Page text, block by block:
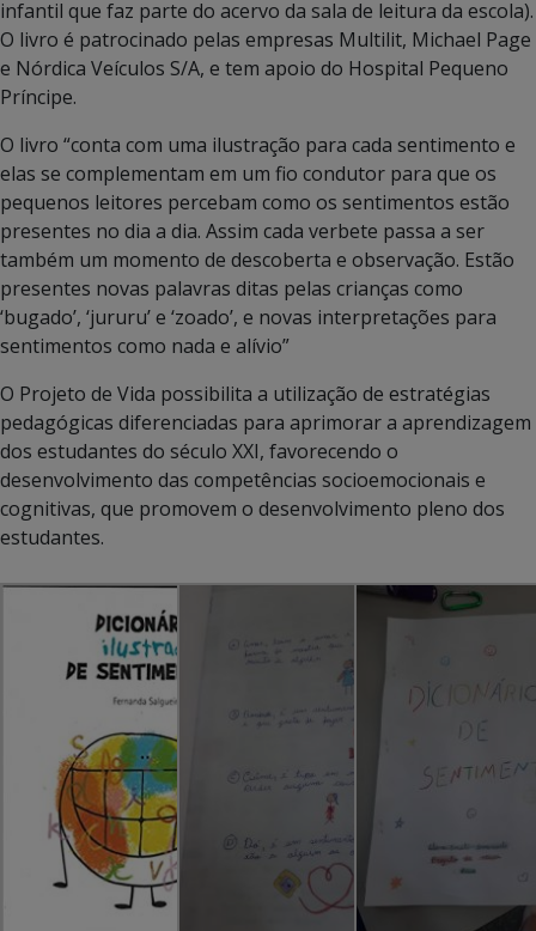
infantil que faz parte do acervo da sala de leitura da escola).
O livro é patrocinado pelas empresas Multilit, Michael Page
e Nórdica Veículos S/A, e tem apoio do Hospital Pequeno
Príncipe.
O livro “conta com uma ilustração para cada sentimento e
elas se complementam em um fio condutor para que os
pequenos leitores percebam como os sentimentos estão
presentes no dia a dia. Assim cada verbete passa a ser
também um momento de descoberta e observação. Estão
presentes novas palavras ditas pelas crianças como
‘bugado’, ‘jururu’ e ‘zoado’, e novas interpretações para
sentimentos como nada e alívio”
O Projeto de Vida possibilita a utilização de estratégias
pedagógicas diferenciadas para aprimorar a aprendizagem
dos estudantes do século XXI, favorecendo o
desenvolvimento das competências socioemocionais e
cognitivas, que promovem o desenvolvimento pleno dos
estudantes.